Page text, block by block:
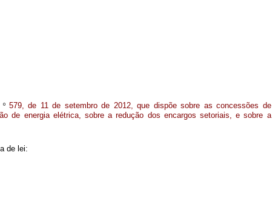
º 579, de 11 de setembro de 2012, que dispõe sobre as concessões de
de energia elétrica, sobre a redução dos encargos setoriais, e sobre a
de lei: